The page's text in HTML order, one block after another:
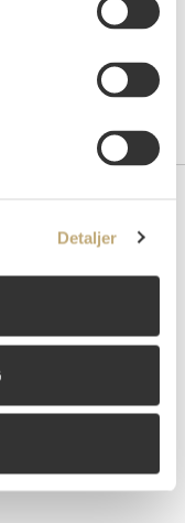
Detaljer